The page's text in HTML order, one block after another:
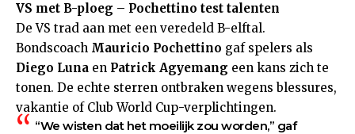
VS met B-ploeg – Pochettino test talenten
De VS trad aan met een veredeld B-elftal.
Bondscoach Mauricio Pochettino gaf spelers als
Diego Luna en Patrick Agyemang een kans zich te
tonen. De echte sterren ontbraken wegens blessures,
vakantie of Club World Cup-verplichtingen.
“We wisten dat het moeilijk zou worden,” gaf